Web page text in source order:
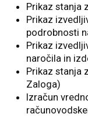
Prikaz stanja
Prikaz
podrobnosti
Prikaz
naročila in
Prikaz stanja
Zaloga)
Izračun